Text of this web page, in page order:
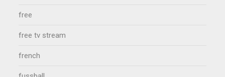
free
free tv stream
french